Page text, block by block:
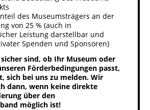
des Museumsträgers an der
von 25 % (auch in
Leistung darstellbar und
Spenden und Sponsoren)
sind, ob Ihr Museum oder
Förderbedingungen passt,
sich bei uns zu melden. Wir
dann, wenn keine direkte
über den
möglich ist!